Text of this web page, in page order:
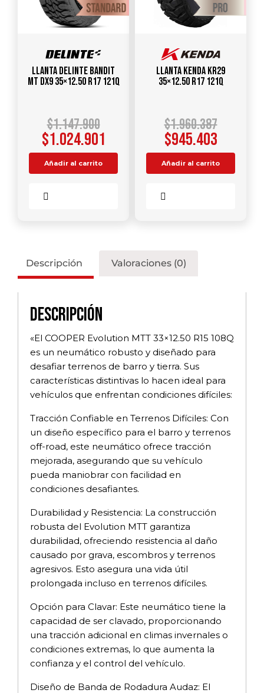
Llanta DELINTE Bandit
MT DX9 35×12.50 R17 121Q
$1.147.900
$1.024.901
Añadir al carrito
Llanta KENDA KR29
35×12.50 R17 121Q
$1.960.387
$945.403
Añadir al carrito
Descripción Valoraciones (0)
Descripción
«El COOPER Evolution MTT 33×12.50 R15 108Q
es un neumático robusto y diseñado para
desafiar terrenos de barro y tierra. Sus
características distintivas lo hacen ideal para
vehículos que enfrentan condiciones difíciles:
Tracción Confiable en Terrenos Difíciles: Con
un diseño específico para el barro y terrenos
off-road, este neumático ofrece tracción
mejorada, asegurando que su vehículo
pueda maniobrar con facilidad en
condiciones desafiantes.
Durabilidad y Resistencia: La construcción
robusta del Evolution MTT garantiza
durabilidad, ofreciendo resistencia al daño
causado por grava, escombros y terrenos
agresivos. Esto asegura una vida útil
prolongada incluso en terrenos difíciles.
Opción para Clavar: Este neumático tiene la
capacidad de ser clavado, proporcionando
una tracción adicional en climas invernales o
condiciones extremas, lo que aumenta la
confianza y el control del vehículo.
Diseño de Banda de Rodadura Audaz: El